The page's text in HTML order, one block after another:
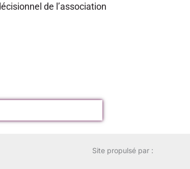
de l’association
Site propulsé par :